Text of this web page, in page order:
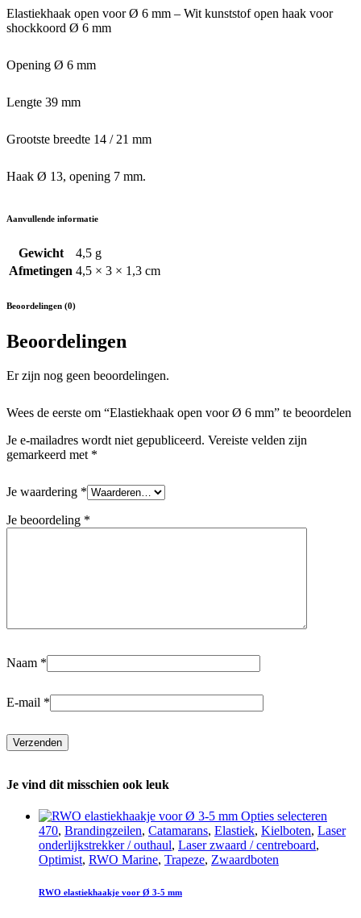
Elastiekhaak open voor Ø 6 mm – Wit kunststof open haak voor
shockkoord Ø 6 mm
Opening Ø 6 mm
Lengte 39 mm
Grootste breedte 14 / 21 mm
Haak Ø 13, opening 7 mm.
Aanvullende informatie
Gewicht
4,5 g
Afmetingen 4,5 × 3 × 1,3 cm
Beoordelingen (0)
Beoordelingen
Er zijn nog geen beoordelingen.
Wees de eerste om “Elastiekhaak open voor Ø 6 mm” te beoordelen
Je e-mailadres wordt niet gepubliceerd. Vereiste velden zijn
gemarkeerd met *
Je waardering *
Je beoordeling *
Naam *
E-mail *
Je vind dit misschien ook leuk
Opties selecteren
470, Branding­­­zeilen, Catamarans, Elastiek, Kielboten, Laser
onderlijk­strekker / outhaul, Laser zwaard / centreboard,
Optimist, RWO Marine, Trapeze, Zwaard­boten
RWO elastiekhaakje voor Ø 3-5 mm